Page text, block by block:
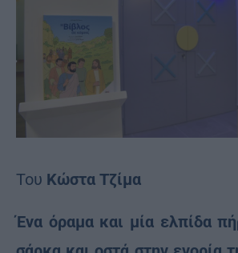
Του Κώστα Τζίμα
Ένα όραμα και μία ελπίδα